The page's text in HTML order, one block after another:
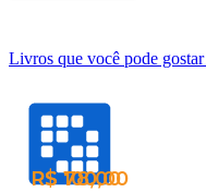
Livros que você pode gostar
R$ 100,00
R$ 78,00